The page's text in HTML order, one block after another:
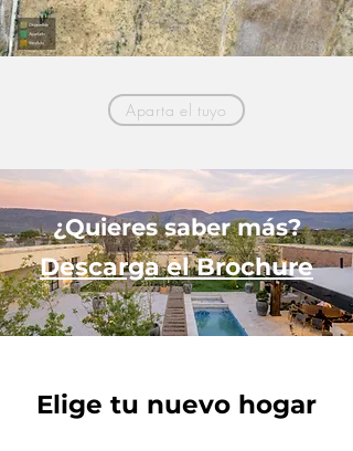
Aparta el tuyo
¿Quieressaber más?
Descarga el Brochure
Elige tu nuevo hogar